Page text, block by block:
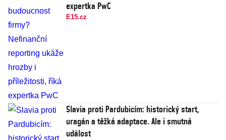
expertka PwC
E15.cz
Slavia proti Pardubicím: historický start,
uragán a těžká adaptace. Ale i smutná
událost